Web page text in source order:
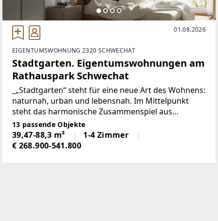
01.08.2026
EIGENTUMSWOHNUNG 2320 SCHWECHAT
Stadtgarten. Eigentumswohnungen am
Rathauspark Schwechat
_„Stadtgarten“ steht für eine neue Art des Wohnens:
naturnah, urban und lebensnah. Im Mittelpunkt
steht das harmonische Zusammenspiel aus
Architektur, Nachhaltigkeit, Natur und
Lebensqualität. Direkt am Park gelegen, entsteht
hier ein Ort zum Ankommen,
13 passende Objekte
39,47-88,3 m²
1-4 Zimmer
€ 268.900-541.800